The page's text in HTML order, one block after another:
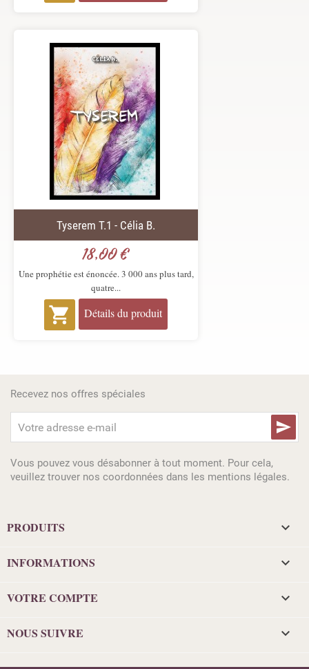
Tyserem T.1 - Célia B.
Prix
18,00 €
Une prophétie est énoncée. 3 000 ans plus tard,
quatre...
 Détails du produit
Recevez nos offres spéciales

Vous pouvez vous désabonner à tout moment. Pour cela,
veuillez trouver nos coordonnées dans les mentions légales.
PRODUITS 
INFORMATIONS 
VOTRE COMPTE 
NOUS SUIVRE 